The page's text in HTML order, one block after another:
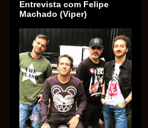
Entrevista com Felipe
Machado (Viper)